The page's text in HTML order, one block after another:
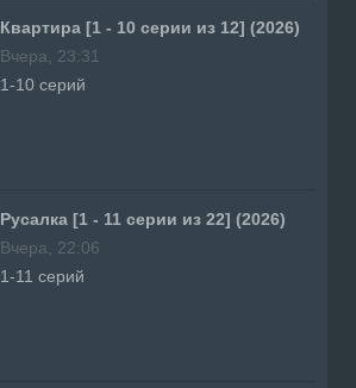
Квартира [1 - 10 серии из 12] (2026)
Вчера, 23:31
1-10 серий
Русалка [1 - 11 серии из 22] (2026)
Вчера, 22:06
1-11 серий